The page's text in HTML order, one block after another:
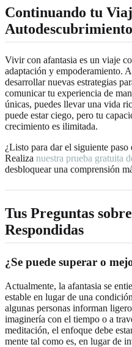
Continuando tu
Vivir con afantasia es un viaje
adaptación y empoderamiento.
desarrollar nuevas estrategias
comunicar tu experiencia de
únicas, puedes llevar una vida
puede estar ciego, pero tu
crecimiento es ilimitada.
¿Listo para dar el siguiente
Realiza nuestra prueba gratuita
desbloquear una comprensión
Tus Preguntas
Respondidas
¿Se puede superar o
Actualmente, la afantasia se
estable en lugar de una
algunas personas informan
imaginería con el tiempo o a
meditación, el enfoque debe
mente tal como es, en lugar de